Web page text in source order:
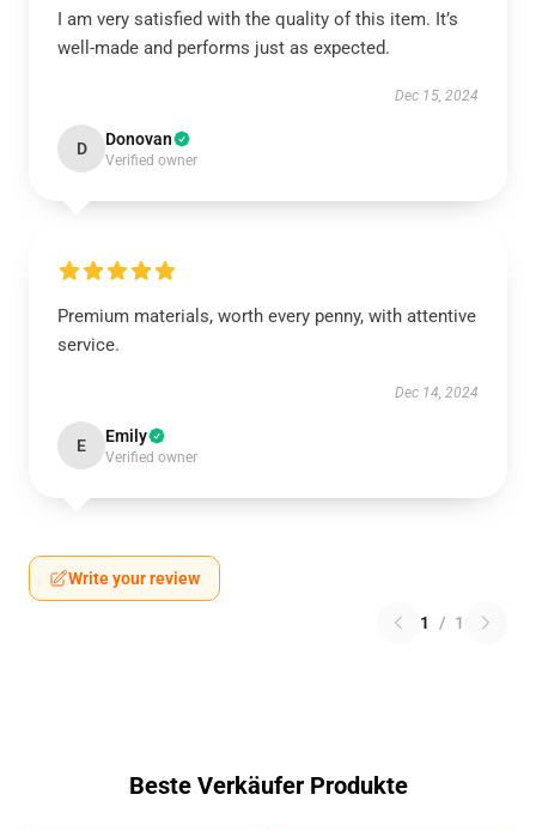
I am very satisfied with the quality of this item. It’s
well-made and performs just as expected.
Dec 15, 2024
D Donovan
Verified owner
Premium materials, worth every penny, with attentive
service.
Dec 14, 2024
E Emily
Verified owner
Write your review
1 / 1
Beste Verkäufer Produkte